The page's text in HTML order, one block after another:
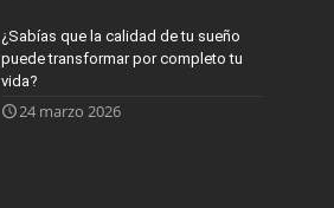
¿Sabías que la calidad de tu sueño
puede transformar por completo tu
vida?
24 marzo 2026